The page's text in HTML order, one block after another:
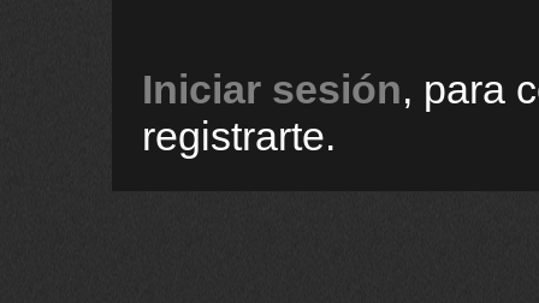
Iniciar sesión, para
registrarte.